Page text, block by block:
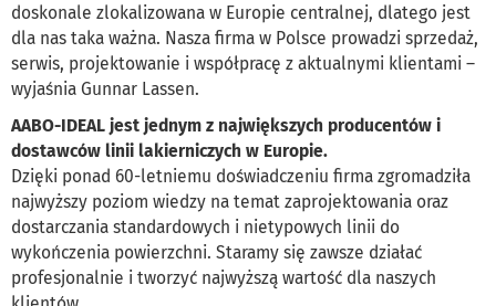
doskonale zlokalizowana w Europie centralnej, dlatego jest
dla nas taka ważna. Nasza firma w Polsce prowadzi sprzedaż,
serwis, projektowanie i współpracę z aktualnymi klientami –
wyjaśnia Gunnar Lassen.
AABO-IDEAL jest jednym z największych producentów i
dostawców linii lakierniczych w Europie.
Dzięki ponad 60-letniemu doświadczeniu firma zgromadziła
najwyższy poziom wiedzy na temat zaprojektowania oraz
dostarczania standardowych i nietypowych linii do
wykończenia powierzchni. Staramy się zawsze działać
profesjonalnie i tworzyć najwyższą wartość dla naszych